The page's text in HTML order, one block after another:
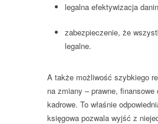
legalna efektywizacja
zabezpieczenie, że
legalne.
A także możliwość szybkiego
na zmiany – prawne, finansowe
kadrowe. To właśnie
księgowa pozwala wyjść z